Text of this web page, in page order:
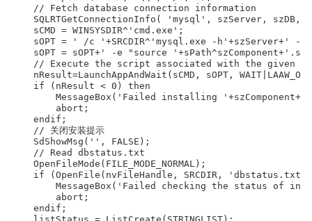
    // Fetch database connection information
SQLRTGetConnectionInfo( 'mysql', szServer, szDB,
    sCMD = WINSYSDIR^'cmd.exe';
sOPT = ' /c '+SRCDIR^'mysql.exe -h'+szServer+' -
sOPT = sOPT+' -e "source
// Execute the script associated with the given
nResult=LaunchAppAndWait(sCMD, sOPT,
    if (nResult < 0) then
MessageBox('Failed installing '+szComponent+'
        abort;
    endif;
    // 关闭安装提示
    SdShowMsg('', FALSE);
    // Read dbstatus.txt
    OpenFileMode(FILE_MODE_NORMAL);
if (OpenFile(nvFileHandle, SRCDIR,
MessageBox('Failed checking the status of
        abort;
    endif;